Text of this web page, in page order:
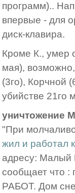
программ)..
впервые - для
диск-клавира.
Кроме К., умер
мая),
(3го), Корчной
убийстве 21го
уничтожение
"При
жил и работал
адресу: Малый
сообщает
РАБОТ. Дом